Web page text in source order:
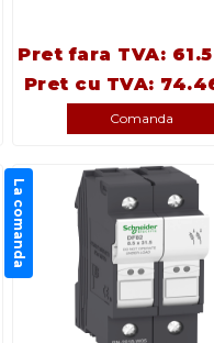
Pret fara TVA:
Pret cu TVA:
Comanda
La comanda